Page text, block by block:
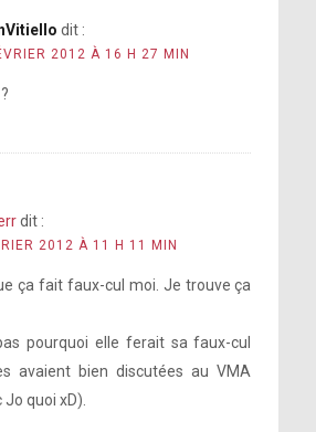
dit :
2012 À 16 H 27 MIN
dit :
2012 À 11 H 11 MIN
ça fait faux-cul moi. Je trouve ça
pourquoi elle ferait sa faux-cul
avaient bien discutées au VMA
quoi xD).